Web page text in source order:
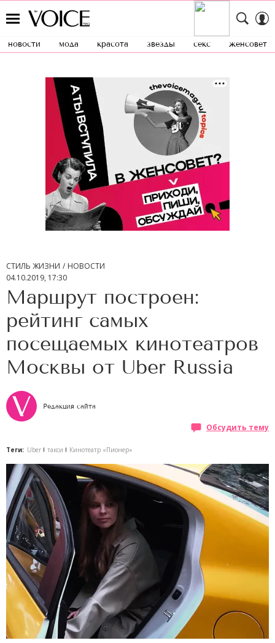
новости мода красота звезды секс женсовет
СТИЛЬ ЖИЗНИ
НОВОСТИ
04.10.2019, 17:30
Маршрут построен:
рейтинг самых
посещаемых кинотеатров
Москвы от Uber Russia
Редакция сайта
Обсудить тему
Теги: Uber такси Кинотеатр «Пионер»